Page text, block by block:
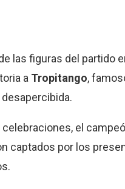
las figuras del partido
a Tropitango,
el
captados por los